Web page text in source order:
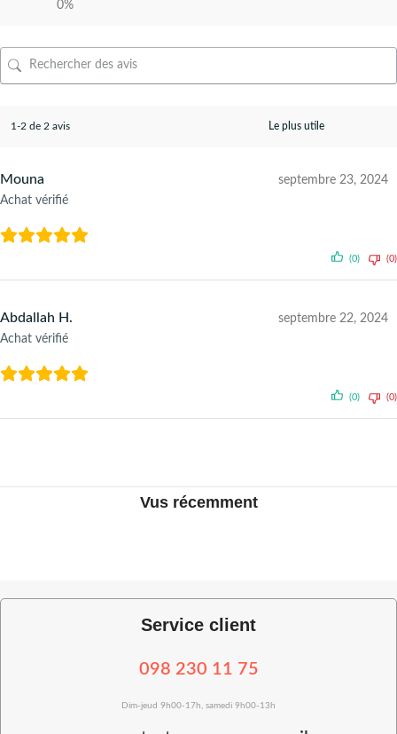
0%
1-2 de 2 avis
Mouna
Achat vérifié
septembre 23, 2024
(0) (0)
Abdallah H.
Achat vérifié
septembre 22, 2024
(0) (0)
Vus récemment
Service client
098 230 11 75
Dim-jeud 9h00-17h, samedi 9h00-13h